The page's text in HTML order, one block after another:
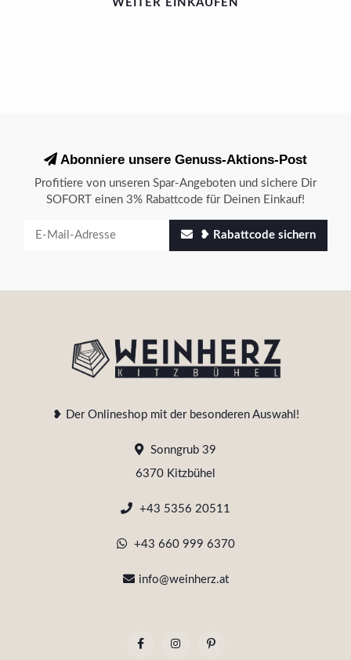
WEITER EINKAUFEN
Abonniere unsere Genuss-Aktions-Post
Profitiere von unseren Spar-Angeboten und sichere Dir
SOFORT einen 3% Rabattcode für Deinen Einkauf!
❥ Rabattcode sichern
❥ Der Onlineshop mit der besonderen Auswahl!
Sonngrub 39
6370 Kitzbühel
+43 5356 20511
+43 660 999 6370
info@weinherz.at